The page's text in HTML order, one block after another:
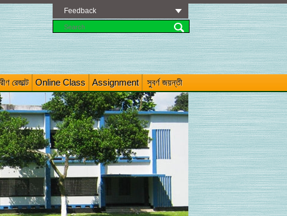
Feedback
রেজাল্ট Online Class Assignment সুবর্ণ জয়ন্তী